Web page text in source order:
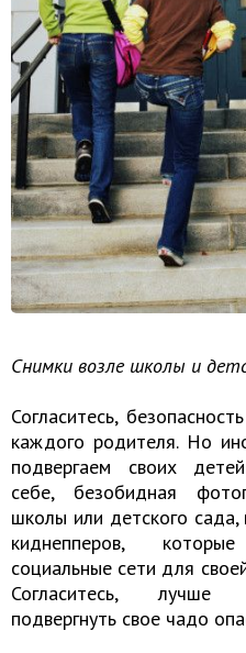
Снимки возле школы и
Согласитесь,
каждого родителя. Но
подвергаем своих
себе, безобидная
школы или детского
киднепперов,
социальные сети для
Согласитесь, лучше
подвергнуть свое чадо